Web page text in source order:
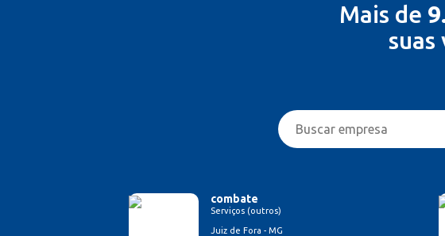
Mais de
suas
combate
Serviços (outros)
Juiz de Fora - MG